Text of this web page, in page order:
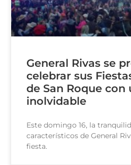
General Rivas se
celebrar sus
de San Roque con
inolvidable
Este domingo 16, la
característicos de General
fiesta.